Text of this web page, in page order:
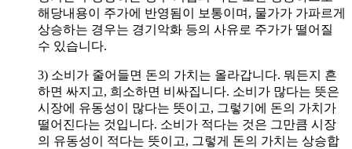
해당내용이 주가에 반영됨이 보통이며, 물가가 가파르게
상승하는 경우는 경기악화 등의 사유로 주가가 떨어질
수 있습니다.
3) 소비가 줄어들면 돈의 가치는 올라갑니다. 뭐든지 흔
하면 싸지고, 희소하면 비싸집니다. 소비가 많다는 뜻은
시장에 유동성이 많다는 뜻이고, 그렇기에 돈의 가치가
떨어진다는 것입니다. 소비가 적다는 것은 그만큼 시장
의 유동성이 적다는 뜻이고, 그렇게 돈의 가치는 상승합